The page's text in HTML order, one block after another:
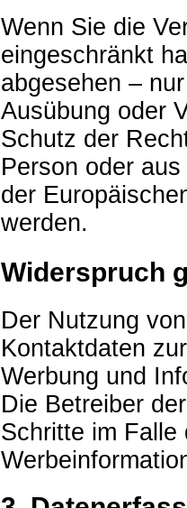
Wenn Sie die
eingeschränkt
abgesehen –
Ausübung oder
Schutz der
Person oder
der
werden.
Widerspruch
Der Nutzung
Kontaktdaten
Werbung und
Die Betreiber
Schritte im Falle